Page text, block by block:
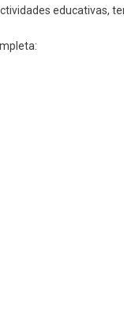
educativas,